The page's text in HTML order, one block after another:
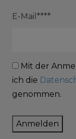
E-Mail****
Mit der
ich die
genommen.
Anmelden